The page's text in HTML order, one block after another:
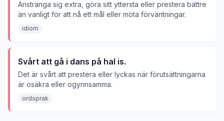
Anstränga sig extra, göra sitt yttersta eller prestera bättre
än vanligt för att nå ett mål eller möta förväntningar.
idiom
Svårt att gå i dans på hal is.
Det är svårt att prestera eller lyckas när förutsättningarna
är osäkra eller ogynnsamma.
ordsprak